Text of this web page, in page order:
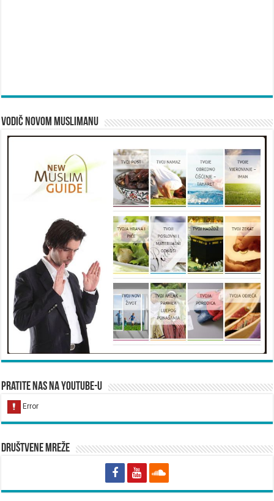
Vodič novom muslimanu
Pratite nas na YouTube-u
Društvene mreže